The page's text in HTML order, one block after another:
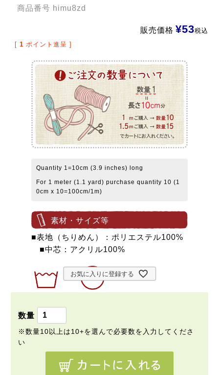
商品番号 himu8zd
販売価格 ¥53税込
[ 1 ポイント進呈 ]
Quantity 1=10cm (3.9 inches) long
For 1 meter (1.1 yard) purchase quantity 10 (1
0cm x 10=100cm/1m)
素材・サイズ等
■表地（ちりめん）：ポリエステル100%
■中芯：アクリル100%
お気に入りに登録する